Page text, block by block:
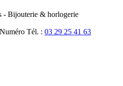
- Bijouterie & horlogerie
Tél. : 03 29 25 41 63